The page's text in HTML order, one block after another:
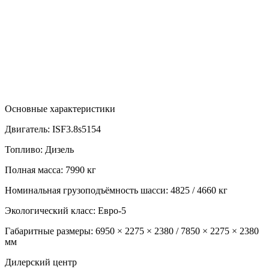
Основные характеристики
Двигатель: ISF3.8s5154
Топливо: Дизель
Полная масса: 7990 кг
Номинальная грузоподъёмность шасси: 4825 / 4660 кг
Экологический класс: Евро-5
Габаритные размеры: 6950 × 2275 × 2380 / 7850 × 2275 × 2380
мм
Дилерский центр